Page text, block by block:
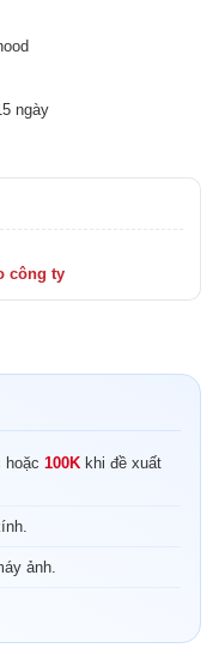
ngày
hoặc 100K khi đề xuất
ảnh.